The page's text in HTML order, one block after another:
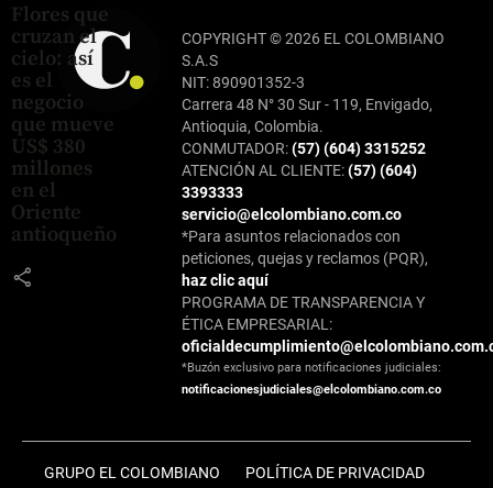
Flores que
cruzan el
cielo: así
es el
negocio
que mueve
US$ 380
millones
en el
Oriente
antioqueño
share
COPYRIGHT © 2026 EL COLOMBIANO
S.A.S
NIT: 890901352-3
Carrera 48 N° 30 Sur - 119, Envigado,
Antioquia, Colombia.
CONMUTADOR:(57) (604) 3315252
ATENCIÓN AL CLIENTE:(57) (604)
3393333
servicio@elcolombiano.com.co
*Para asuntos relacionados con
peticiones, quejas y reclamos (PQR),
haz clic aquí
PROGRAMA DE TRANSPARENCIA Y
ÉTICA EMPRESARIAL:
*Buzón exclusivo para notificaciones judiciales:
notificacionesjudiciales@elcolombiano.com.co
GRUPO EL COLOMBIANO POLÍTICA DE PRIVACIDAD